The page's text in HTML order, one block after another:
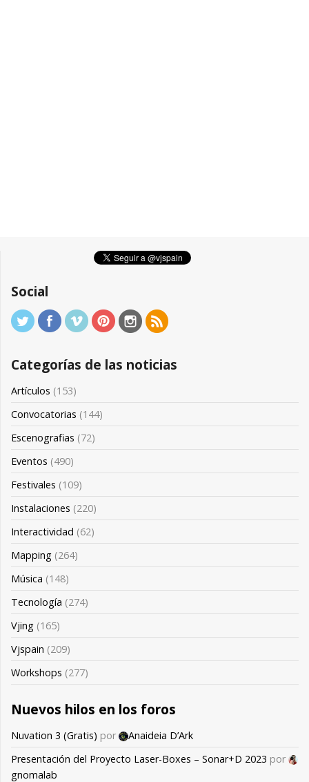
Social
Categorías de las noticias
Artículos (153)
Convocatorias (144)
Escenografias (72)
Eventos (490)
Festivales (109)
Instalaciones (220)
Interactividad (62)
Mapping (264)
Música (148)
Tecnología (274)
Vjing (165)
Vjspain (209)
Workshops (277)
Nuevos hilos en los foros
Nuvation 3 (Gratis) por
Anaideia D’Ark
Presentación del Proyecto Laser-Boxes – Sonar+D 2023 por
gnomalab